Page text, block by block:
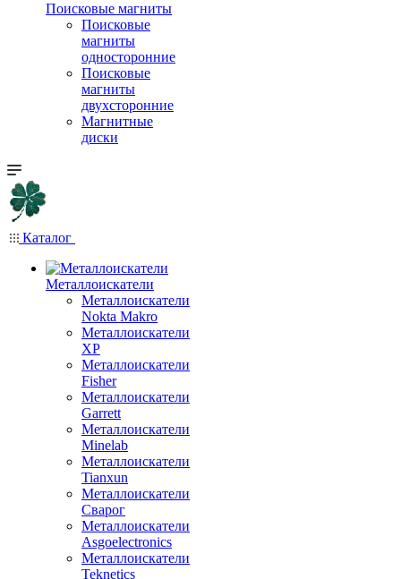
Поисковые магниты
Поисковые
магниты
односторонние
Поисковые
магниты
двухсторонние
Магнитные
диски
Каталог
Металлоискатели
Металлоискатели
Nokta Makro
Металлоискатели
XP
Металлоискатели
Fisher
Металлоискатели
Garrett
Металлоискатели
Minelab
Металлоискатели
Tianxun
Металлоискатели
Сварог
Металлоискатели
Asgoelectronics
Металлоискатели
Teknetics